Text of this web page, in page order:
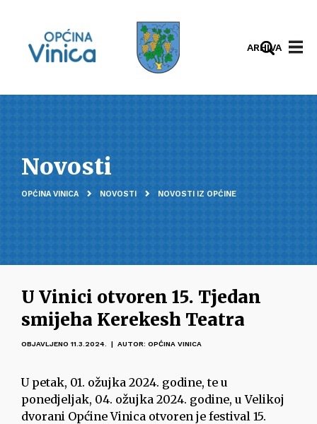
ARHIVA
Novosti
OPĆINA VINICA NOVOSTI NOVOSTI IZ OPĆINE
U Vinici otvoren 15. Tjedan
smijeha Kerekesh Teatra
OBJAVLJENO 11.3.2024. | AUTOR: OPĆINA VINICA
U petak, 01. ožujka 2024. godine, te u
ponedjeljak, 04. ožujka 2024. godine, u Velikoj
dvorani Općine Vinica otvoren je festival 15.